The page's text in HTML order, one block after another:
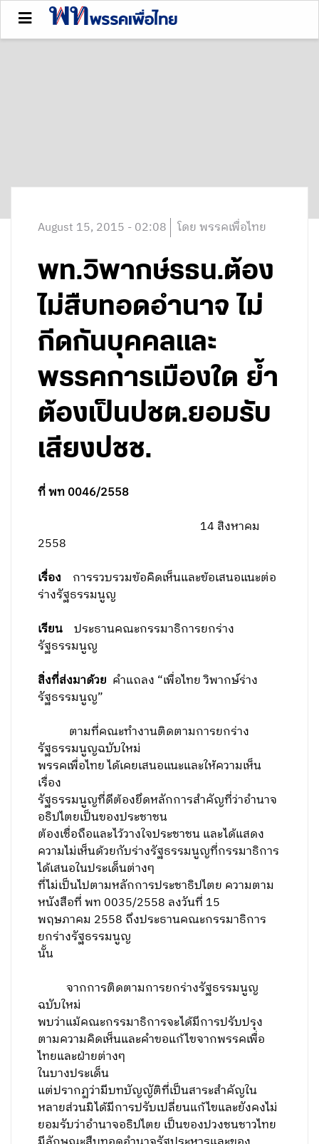
August 15, 2015 - 02:08 โดย พรรคเพื่อไทย
พท.วิพากษ์รธน.ต้อง
ไม่สืบทอดอำนาจ ไม่
กีดกันบุคคลและ
พรรคการเมืองใด ย้ำ
ต้องเป็นปชต.ยอมรับ
เสียงปชช.
ที่ พท 0046/2558
14 สิงหาคม
2558
เรื่อง
การรวบรวมข้อคิดเห็นและข้อเสนอแนะต่อ
ร่างรัฐธรรมนูญ
เรียนประธานคณะกรรมาธิการยกร่าง
รัฐธรรมนูญ
สิ่งที่ส่งมาด้วย คำแถลง “เพื่อไทย วิพากษ์ร่าง
รัฐธรรมนูญ”
ตามที่คณะทำงานติดตามการยกร่าง
รัฐธรรมนูญฉบับใหม่
พรรคเพื่อไทย ได้เคยเสนอแนะและให้ความเห็น
เรื่อง
รัฐธรรมนูญที่ดีต้องยึดหลักการสำคัญที่ว่าอำนาจ
อธิปไตยเป็นของประชาชน
ต้องเชื่อถือและไว้วางใจประชาชน และได้แสดง
ความไม่เห็นด้วยกับร่างรัฐธรรมนูญที่กรรมาธิการ
ได้เสนอในประเด็นต่างๆ
ที่ไม่เป็นไปตามหลักการประชาธิปไตย ความตาม
หนังสือที่ พท 0035/2558 ลงวันที่ 15
พฤษภาคม 2558 ถึงประธานคณะกรรมาธิการ
ยกร่างรัฐธรรมนูญ
นั้น
จากการติดตามการยกร่างรัฐธรรมนูญ
ฉบับใหม่
พบว่าแม้คณะกรรมาธิการจะได้มีการปรับปรุง
ตามความคิดเห็นและคำขอแก้ไขจากพรรคเพื่อ
ไทยและฝ่ายต่างๆ
ในบางประเด็น
แต่ปรากฏว่ามีบทบัญญัติที่เป็นสาระสำคัญใน
หลายส่วนมิได้มีการปรับเปลี่ยนแก้ไขและยังคงไม่
ยอมรับว่าอำนาจอธิปไตย เป็นของปวงชนชาวไทย